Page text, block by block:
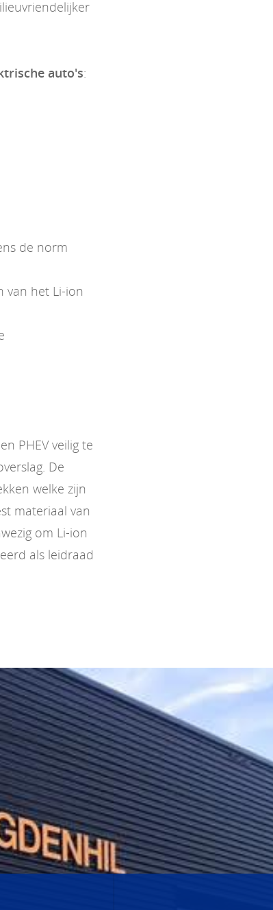
auto's:
de norm
van het Li-ion
PHEV veilig te
De
welke zijn
materiaal van
om Li-ion
als leidraad